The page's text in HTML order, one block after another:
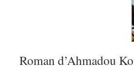
Roman d’Ahmadou